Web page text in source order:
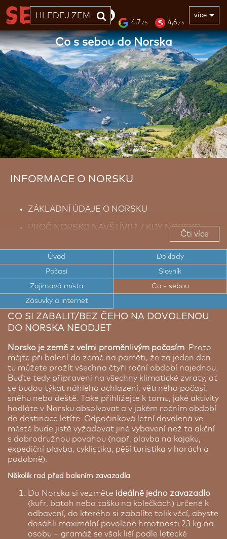
33 LET více
4,7 / 5 4,6 / 5
Co s sebou do Norska
INFORMACE O NORSKU
ZÁKLADNÍ ÚDAJE O NORSKU
PROČ NORSKO NAVŠTÍVIT? / KDY NORSKO
TOP TIPY PRO CESTOVATELE DO NORSKA
TOP ZAJÍMAVÁ MÍSTA NORSKA
CESTOVNÍ DOKLADY DO NORSKA
ELEKTRICKÉ ZÁSUVKY A INTERNET V NORSKU
POČASÍ V NORSKU
STRUČNÝ SLOVNÍK NORŠTINY
BEZPEČNOST V NORSKU
Čti více
Úvod Doklady
Počasí Slovník
Zajímavá místa Co s sebou
Zásuvky a internet
CO SI ZABALIT/BEZ ČEHO NA DOVOLENOU
DO NORSKA NEODJET
Norsko je země z velmi proměnlivým počasím . Proto
mějte při balení do země na paměti, že za jeden den
tu můžete prožít všechna čtyři roční období najednou.
Buďte tedy připraveni na všechny klimatické zvraty, ať
se budou týkat náhlého ochlazení, větrného počasí,
sněhu nebo deště. Také přihlížejte k tomu, jaké aktivity
hodláte v Norsku absolvovat a v jakém ročním období
do destinace letíte. Odpočinková letní dovolená ve
městě bude jistě vyžadovat jiné vybavení než ta akční
s dobrodružnou povahou (např. plavba na kajaku,
expediční plavba, cyklistika, pěší turistika v horách a
podobně).
Několik rad před balením zavazadla
Do Norska si vezměte ideálně jedno zavazadlo
(kufr, batoh nebo tašku na kolečkách) určené k
odbavení, do kterého si zabalíte tolik věcí, abyste
dosáhli maximální povolené hmotnosti 23 kg na
osobu – gramáž se však liší podle letecké